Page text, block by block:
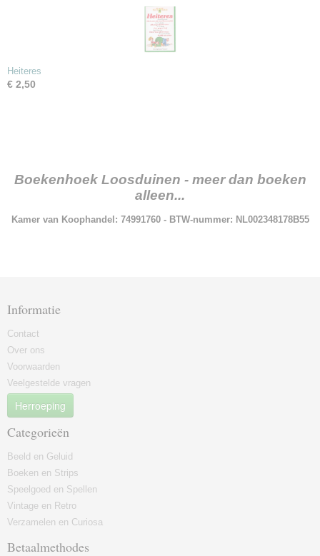
Heiteres
€ 2,50
Boekenhoek Loosduinen - meer dan boeken
alleen...
Kamer van Koophandel: 74991760 - BTW-nummer: NL002348178B55
Informatie
Contact
Over ons
Voorwaarden
Veelgestelde vragen
Herroeping
Categorieën
Beeld en Geluid
Boeken en Strips
Speelgoed en Spellen
Vintage en Retro
Verzamelen en Curiosa
Betaalmethodes